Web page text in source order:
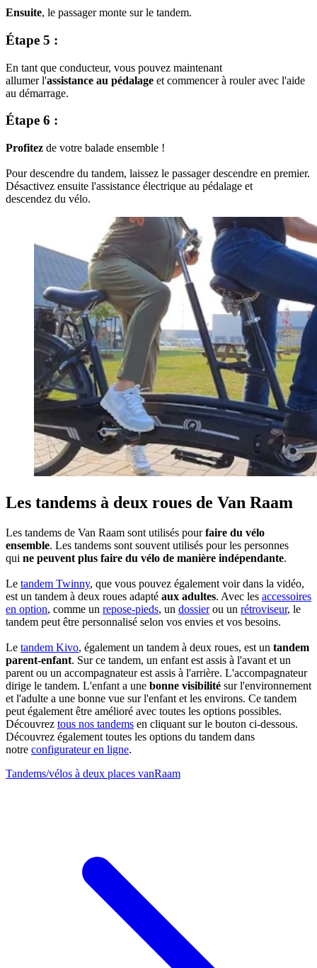
Ensuite, le passager monte sur le tandem.
Étape 5 :
En tant que conducteur, vous pouvez maintenant
allumer l'assistance au pédalage et commencer à rouler avec l'aide
au démarrage.
Étape 6 :
Profitez de votre balade ensemble !
Pour descendre du tandem, laissez le passager descendre en premier.
Désactivez ensuite l'assistance électrique au pédalage et
descendez du vélo.
Les tandems à deux roues de Van Raam
Les tandems de Van Raam sont utilisés pourfaire du vélo
ensemble. Les tandems sont souvent utilisés pour les personnes
qui ne peuvent plus faire du vélo de manière indépendante.
Le tandem Twinny, que vous pouvez également voir dans la vidéo,
est un tandem à deux roues adapté aux adultes. Avec les accessoires
en option, comme un repose-pieds, un dossierou un rétroviseur, le
tandem peut être personnalisé selon vos envies et vos besoins.
Le tandem Kivo, également un tandem à deux roues, est un tandem
parent-enfant. Sur ce tandem, un enfant est assis à l'avant et un
parent ou un accompagnateur est assis à l'arrière. L'accompagnateur
dirige le tandem. L'enfant a une bonne visibilité sur l'environnement
et l'adulte a une bonne vue sur l'enfant et les environs. Ce tandem
peut également être amélioré avec toutes les options possibles.
Découvrez tous nos tandems en cliquant sur le bouton ci-dessous.
Découvrez également toutes les options du tandem dans
notre configurateur en ligne.
Tandems/vélos à deux places vanRaam